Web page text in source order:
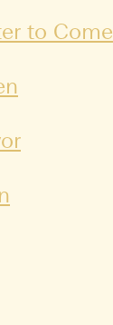
to Come